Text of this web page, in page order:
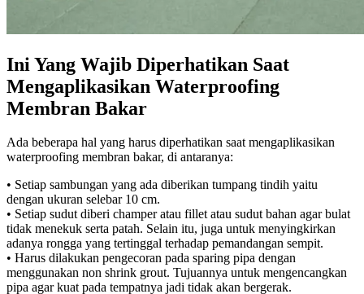
Ini Yang Wajib Diperhatikan Saat
Mengaplikasikan Waterproofing
Membran Bakar
Ada beberapa hal yang harus diperhatikan saat mengaplikasikan
waterproofing membran bakar, di antaranya:
• Setiap sambungan yang ada diberikan tumpang tindih yaitu
dengan ukuran selebar 10 cm.
• Setiap sudut diberi champer atau fillet atau sudut bahan agar bulat
tidak menekuk serta patah. Selain itu, juga untuk menyingkirkan
adanya rongga yang tertinggal terhadap pemandangan sempit.
• Harus dilakukan pengecoran pada sparing pipa dengan
menggunakan non shrink grout. Tujuannya untuk mengencangkan
pipa agar kuat pada tempatnya jadi tidak akan bergerak.